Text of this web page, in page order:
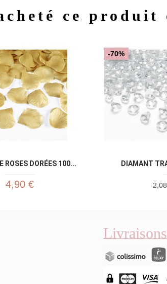
ce produit
Aperçu rapide
ROSES DORÉES 100...
4,90 €
DIAMANT
-70%